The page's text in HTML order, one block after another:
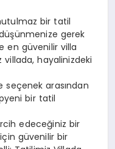
bir tatil
gerek
en güvenilir villa
hayalinizdeki
seçenek arasından
bir tatil
edeceğiniz bir
güvenilir bir